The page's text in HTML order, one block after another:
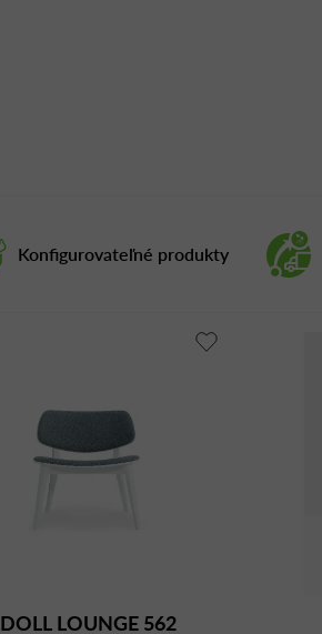
Konfigurovateľné produkty
DOLL LOUNGE 562